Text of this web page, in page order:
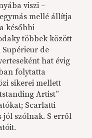
viszi –
mellé állítja
későbbi
többek között
de
hat évig
folytatta
sikerei mellett
Artist”
Scarlatti
jól szólnak. S erről